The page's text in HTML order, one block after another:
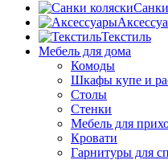
Текстиль
Мебель для дома
Комоды
Шкафы купе и
Столы
Стенки
Мебель для
Кровати
Гарнитуры для